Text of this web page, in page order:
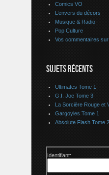
Comics VO
L’envers du décors
Musique & Radio
Pop Culture
Vos commentaires
SUJETS RÉCENTS
Ultimates Tome 1
G.I. Joe Tome 3
La Sorcière Rouge et
Gargoyles Tome 1
Absolute Flash Tome 2
Identifiant: